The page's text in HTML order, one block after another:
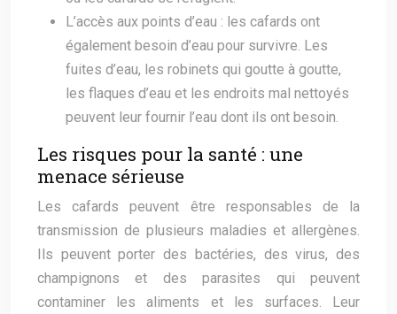
L’accès aux points d’eau : les cafards ont
également besoin d’eau pour survivre. Les
fuites d’eau, les robinets qui goutte à goutte,
les flaques d’eau et les endroits mal nettoyés
peuvent leur fournir l’eau dont ils ont besoin.
Les risques pour la santé : une
menace sérieuse
Les cafards peuvent être responsables de la
transmission de plusieurs maladies et allergènes.
Ils peuvent porter des bactéries, des virus, des
champignons et des parasites qui peuvent
contaminer les aliments et les surfaces. Leur